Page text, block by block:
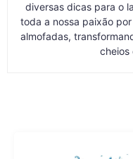
diversas dicas para o
toda a nossa paixão
almofadas,
cheios